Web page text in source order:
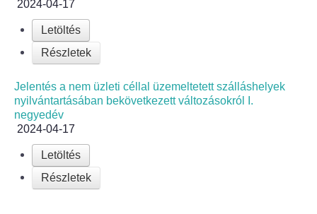
2024-04-17
Letöltés
Részletek
Jelentés a nem üzleti céllal üzemeltetett szálláshelyek
nyilvántartásában bekövetkezett változásokról I.
negyedév
2024-04-17
Letöltés
Részletek